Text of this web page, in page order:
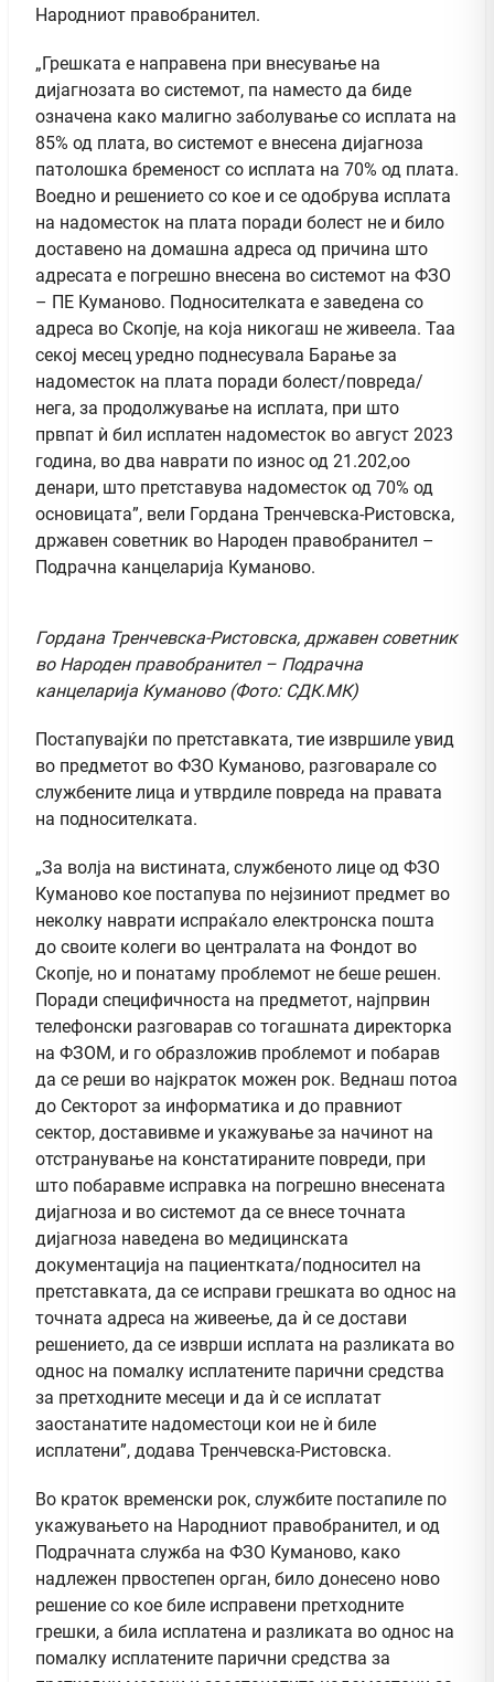
Народниот правобранител.
„Грешката е направена при внесување на
дијагнозата во системот, па наместо да биде
означена како малигно заболување со исплата на
85% од плата, во системот е внесена дијагноза
патолошка бременост со исплата на 70% од плата.
Воедно и решението со кое и се одобрува исплата
на надоместок на плата поради болест не и било
доставено на домашна адреса од причина што
адресата е погрешно внесена во системот на ФЗО
– ПЕ Куманово. Подносителката е заведена со
адреса во Скопје, на која никогаш не живеела. Таа
секој месец уредно поднесувала Барање за
надоместок на плата поради болест/повреда/
нега, за продолжување на исплата, при што
првпат ѝ бил исплатен надоместок во август 2023
година, во два наврати по износ од 21.202,оо
денари, што претставува надоместок од 70% од
основицата”, вели Гордана Тренчевска-Ристовска,
државен советник во Народен правобранител –
Подрачна канцеларија Куманово.
Гордана Тренчевска-Ристовска, државен советник
во Народен правобранител – Подрачна
канцеларија Куманово (Фото: СДК.МК)
Постапувајќи по претставката, тие извршиле увид
во предметот во ФЗО Куманово, разговарале со
службените лица и утврдиле повреда на правата
на подносителката.
„За волја на вистината, службеното лице од ФЗО
Куманово кое постапува по нејзиниот предмет во
неколку наврати испраќало електронска пошта
до своите колеги во централата на Фондот во
Скопје, но и понатаму проблемот не беше решен.
Поради специфичноста на предметот, најпрвин
телефонски разговарав со тогашната директорка
на ФЗОМ, и го образложив проблемот и побарав
да се реши во најкраток можен рок. Веднаш потоа
до Секторот за информатика и до правниот
сектор, доставивме и укажување за начинот на
отстранување на констатираните повреди, при
што побаравме исправка на погрешно внесената
дијагноза и во системот да се внесе точната
дијагноза наведена во медицинската
документација на пациентката/подносител на
претставката, да се исправи грешката во однос на
точната адреса на живеење, да ѝ се достави
решението, да се изврши исплата на разликата во
однос на помалку исплатените парични средства
за претходните месеци и да ѝ се исплатат
заостанатите надоместоци кои не ѝ биле
исплатени”, додава Тренчевска-Ристовска.
Во краток временски рок, службите постапиле по
укажувањето на Народниот правобранител, и од
Подрачната служба на ФЗО Куманово, како
надлежен првостепен орган, било донесено ново
решение со кое биле исправени претходните
грешки, а била исплатена и разликата во однос на
помалку исплатените парични средства за